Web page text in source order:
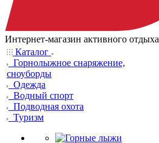
Интернет-магазин активного отдыха
Каталог
Горнолыжное снаряжение,
сноуборды
Одежда
Водный спорт
Подводная охота
Туризм